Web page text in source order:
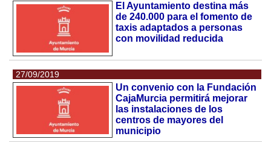
El Ayuntamiento destina más
de 240.000 para el fomento de
taxis adaptados a personas
con movilidad reducida
27/09/2019
Un convenio con la Fundación
CajaMurcia permitirá mejorar
las instalaciones de los
centros de mayores del
municipio